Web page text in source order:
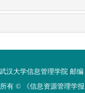
汉大学信息管理学院 邮编
有 ©
《信息资源管理学